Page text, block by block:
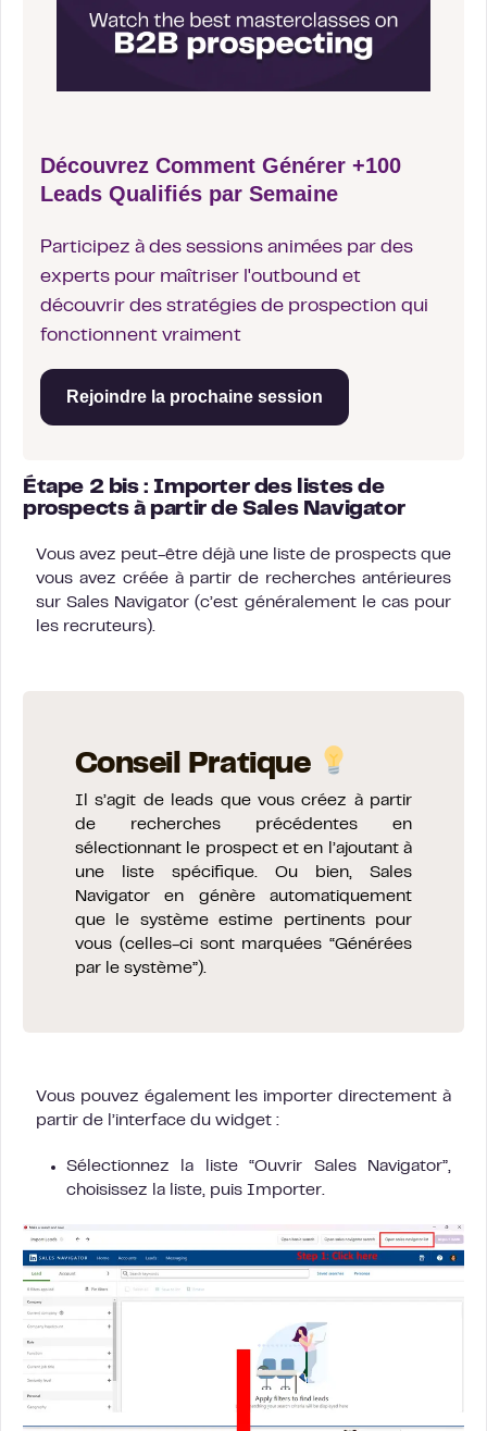
Découvrez Comment Générer +100
Leads Qualifiés par Semaine
Participez à des sessions animées par des
experts pour maîtriser l'outbound et
découvrir des stratégies de prospection qui
fonctionnent vraiment
Rejoindre la prochaine session
Étape 2 bis : Importer des listes de
prospects à partir de Sales Navigator
Vous avez peut-être déjà une liste de prospects que
vous avez créée à partir de recherches antérieures
sur Sales Navigator (c’est généralement le cas pour
les recruteurs).
Conseil Pratique
Il s’agit de leads que vous créez à partir
de recherches précédentes en
sélectionnant le prospect et en l’ajoutant à
une liste spécifique. Ou bien, Sales
Navigator en génère automatiquement
que le système estime pertinents pour
vous (celles-ci sont marquées “Générées
par le système”).
Vous pouvez également les importer directement à
partir de l’interface du widget :
Sélectionnez la liste “Ouvrir Sales Navigator”,
choisissez la liste, puis Importer.